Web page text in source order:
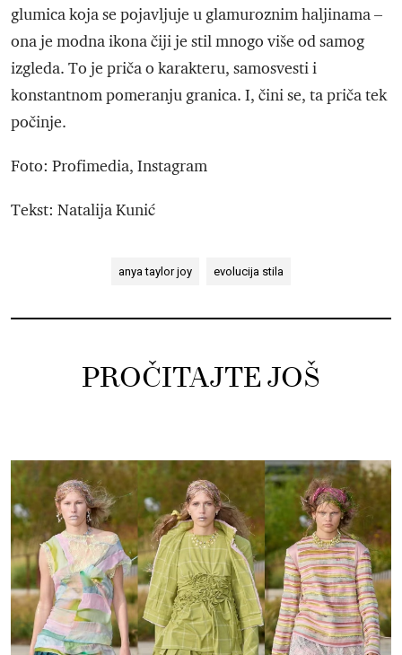
glumica koja se pojavljuje u glamuroznim haljinama –
ona je modna ikona čiji je stil mnogo više od samog
izgleda. To je priča o karakteru, samosvesti i
konstantnom pomeranju granica. I, čini se, ta priča tek
počinje.
Foto: Profimedia, Instagram
Tekst: Natalija Kunić
anya taylor joy evolucija stila
PROČITAJTE JOŠ